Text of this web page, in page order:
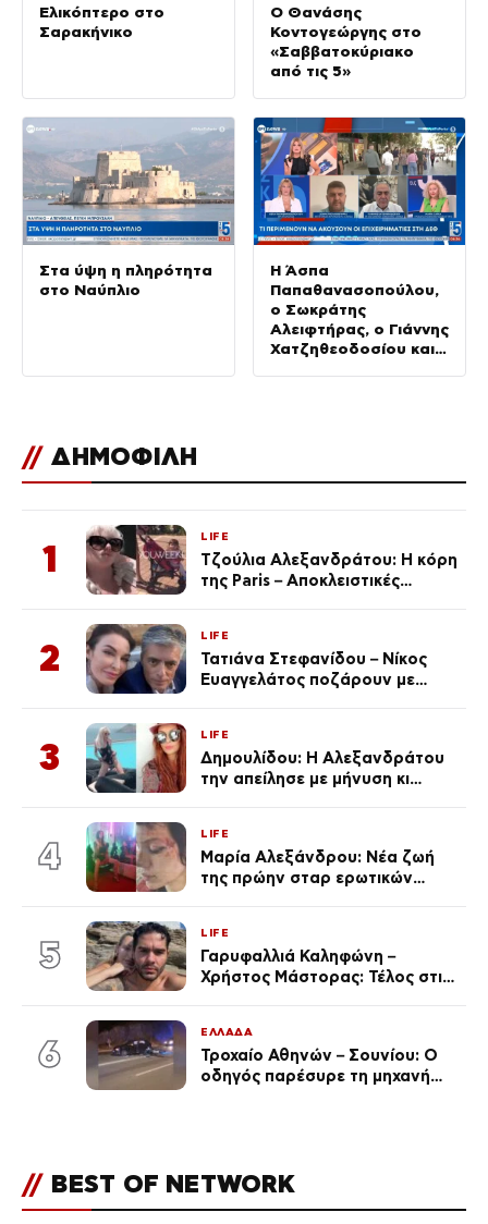
Ελικόπτερο στο
Σαρακήνικο
Ο Θανάσης
Κοντογεώργης στο
«Σαββατοκύριακο
από τις 5»
Στα ύψη η πληρότητα
στο Ναύπλιο
Η Άσπα
Παπαθανασοπούλου,
ο Σωκράτης
Αλειφτήρας, ο Γιάννης
Χατζηθεοδοσίου και η
// ΔΗΜΟΦΙΛΗ
1
LIFE
Τζούλια Αλεξανδράτου: Η κόρη
της Paris – Αποκλειστικές
2
LIFE
Τατιάνα Στεφανίδου – Νίκος
Ευαγγελάτος ποζάρουν με
3
LIFE
Δημουλίδου: Η Αλεξανδράτου
την απείλησε με μήνυση κι
ποια είσαι σοκαρίστικα»
4
LIFE
Μαρία Αλεξάνδρου: Νέα ζωή
της πρώην σταρ ερωτικών
(Φωτογραφίες)
5
LIFE
Γαρυφαλλιά Καληφώνη –
Χρήστος Μάστορας: Τέλος στις
6
ΕΛΛΑΔΑ
Τροχαίο Αθηνών – Σουνίου: Ο
οδηγός παρέσυρε τη μηχανή
// BEST OF NETWORK